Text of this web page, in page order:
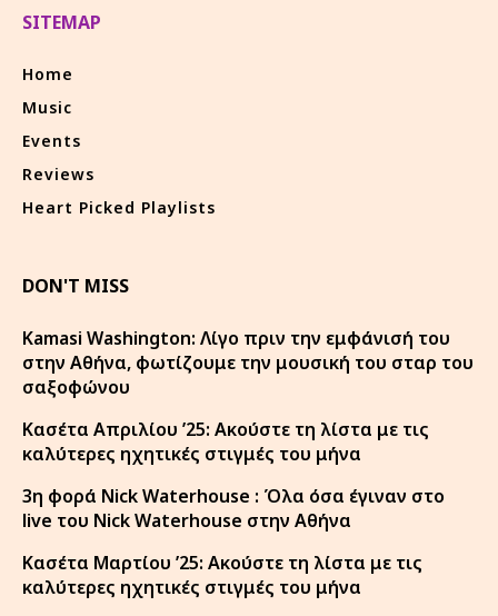
SITEMAP
Home
Music
Events
Reviews
Heart Picked Playlists
DON'T MISS
Kamasi Washington: Λίγο πριν την εμφάνισή του
στην Αθήνα, φωτίζουμε την μουσική του σταρ του
σαξοφώνου
Κασέτα Απριλίου ’25: Ακούστε τη λίστα με τις
καλύτερες ηχητικές στιγμές του μήνα
3η φορά Nick Waterhouse : Όλα όσα έγιναν στο
live του Nick Waterhouse στην Αθήνα
Κασέτα Μαρτίου ’25: Ακούστε τη λίστα με τις
καλύτερες ηχητικές στιγμές του μήνα